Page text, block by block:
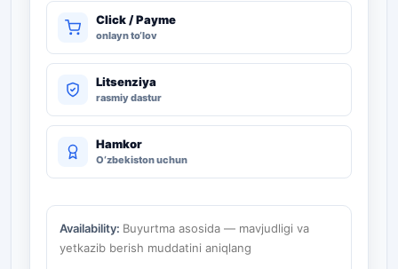
Click / Payme
onlayn to‘lov
Litsenziya
rasmiy dastur
Hamkor
O‘zbekiston uchun
Availability: Buyurtma asosida — mavjudligi va
yetkazib berish muddatini aniqlang